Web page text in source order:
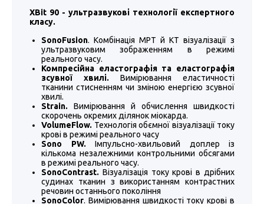
XBit 90 - ультразвукові технології експертного
класу.
SonoFusion. Комбінація МРТ й КТ візуалізації з
ультразвуковим зображенням в режимі
реального часу.
Компресійна еластографія та еластографія
зсувної хвилі. Вимірювання еластичності
тканини стисненням чи зміною енергією зсувної
хвилі.
Strain. Вимірювання й обчислення швидкості
скорочень окремих ділянок міокарда.
VolumeFlow. Технологія обємної візуалізації току
крові в режимі реального часу
Sono PW. Імпульсно-хвильовий доплер із
кількома незалежними контрольними обсягами
в режимі реального часу.
SonoContrast. Візуалізація току крові в дрібних
судинах тканин з використанням контрастних
речовин останнього покоління
SonoColor. Вимірювання швидкості току крові в